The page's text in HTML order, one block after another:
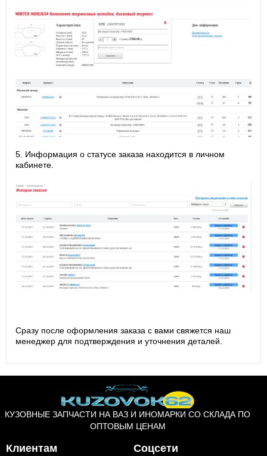
5. Информация о статусе заказа находится в личном
кабинете.
Сразу после оформления заказа с вами свяжется наш
менеджер для подтверждения и уточнения деталей.
КУЗОВНЫЕ ЗАПЧАСТИ НА ВАЗ И ИНОМАРКИ СО СКЛАДА ПО
ОПТОВЫМ ЦЕНАМ
Клиентам Соцсети